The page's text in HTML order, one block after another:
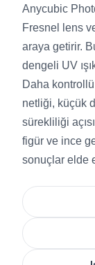
Anycubic
Fresnel lens
araya getirir.
dengeli UV
Daha kontrollü
netliği, küçük
sürekliliği
figür ve ince
sonuçlar elde